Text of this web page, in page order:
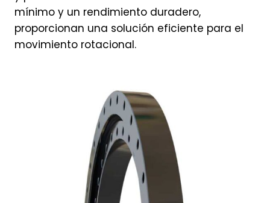
mínimo y un rendimiento duradero,
proporcionan una solución eficiente para el
movimiento rotacional.